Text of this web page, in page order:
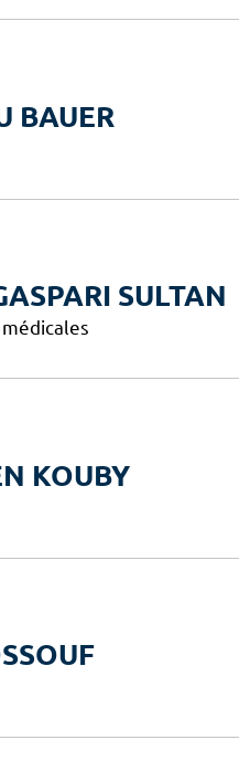
BAUER
SULTAN
KOUBY